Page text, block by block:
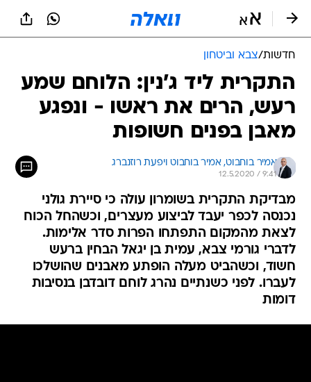
חדשות/צבא וביטחון
התקרית ליד ג'נין: הלוחם שמע
רעש, הרים את ראשו - ונפגע
מאבן בפנים חשופות
אמיר בוחבוט, אמיר בוחבוט ויפעת רוזנברג
12.5.2020 / 9:41
מבדיקת התקרית בשומרון עולה כי סיירת גולני
נכנסה לכפר יעבד לביצוע מעצרים, וכשהחל הכוח
לצאת מהמקום התפתחו הפרות סדר אלימות.
לדברי גורמי צבא, עמית בן יגאל הבחין ברעש
חשוד, וכשהביט מעלה הופתע מאבנים שהושלכו
לעברו. לפני כשנתיים נהרג לוחם דובדבן בנסיבות
דומות